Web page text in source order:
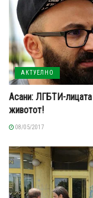
АКТУЕЛНО
Асани: ЛГБТИ-
животот!
08/05/2017